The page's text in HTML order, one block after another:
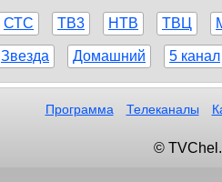
СТС ТВ3 НТВ ТВЦ
Звезда Домашний 5 канал
Программа Телеканалы
©